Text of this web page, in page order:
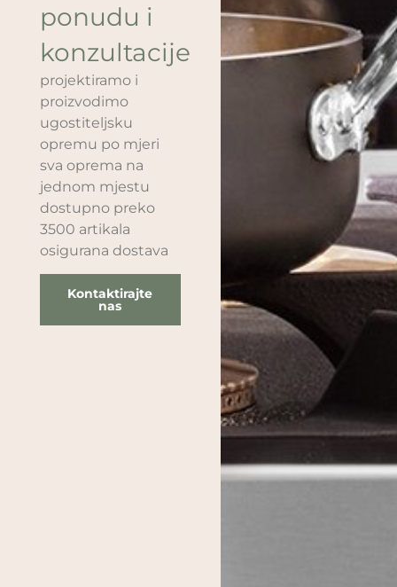
ponudu i
konzultacije
projektiramo i
proizvodimo
ugostiteljsku
opremu po mjeri
sva oprema na
jednom mjestu
dostupno preko
3500 artikala
osigurana dostava
Kontaktirajte
nas